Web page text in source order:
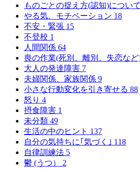
ものごとの捉え方(認知)について
やる気、モチベーション 18
不安・緊張 15
不登校 1
人間関係 64
喪の作業(死別、離別、失恋など
大人の発達障害 7
夫婦関係、家族関係 9
小さな行動変化を引き寄せる 88
怒り 4
摂食障害 1
未分類 49
生活の中のヒント 137
自分の気持ちに｢気づく｣ 118
自律訓練法 5
鬱 (うつ） 2